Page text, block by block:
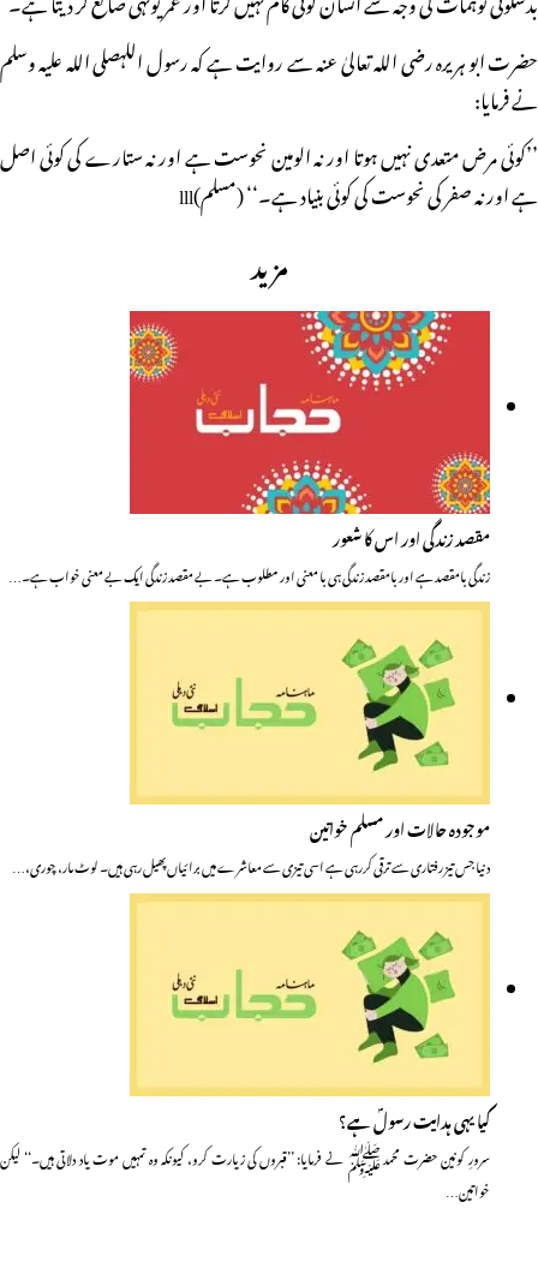
حضرت ابو ہریرہ رضی اللہ تعالیٰ عنہ سے روایت ہے کہ رسول اللہصلی اللہ علیہ وسلم
نے فرمایا:
’’کوئی مرض متعدی نہیں ہوتا اور نہ الومین نحوست ہے اور نہ ستارے کی کوئی اصل
ہے اور نہ صفر کی نحوست کی کوئی بنیاد ہے۔‘‘ (مسلم)lll
مزید
مقصد زندگی اور اس کا شعور
زندگی بامقصد ہے اور بامقصد زندگی ہی با معنی اور مطلوب ہے۔ بے مقصد زندگی ایک بے معنی خواب ہے۔…
موجودہ حالات اور مسلم خواتین
دنیا جس تیز رفتاری سے ترقی کررہی ہے اسی تیزی سے معاشرے میں برائیاں پھیل رہی ہیں۔ لوٹ مار، چوری،…
کیا یہی ہدایت رسولؐ ہے؟
سرورِ کونین حضرت محمد ﷺ نے فرمایا: ’’قبروں کی زیارت کرو، کیونکہ وہ تمہیں موت یاد دلاتی ہیں۔‘‘ لیکن
خواتین…